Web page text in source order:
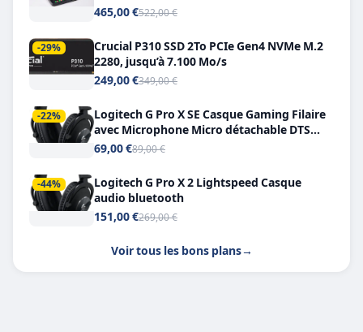
Double USB-C
465,00 €522,00 €
-29%
Crucial P310 SSD 2To PCIe Gen4 NVMe M.2
2280, jusqu’à 7.100 Mo/s
249,00 €349,00 €
-22%
Logitech G Pro X SE Casque Gaming Filaire
avec Microphone Micro détachable DTS
Headphone X 7.1
69,00 €89,00 €
-44%
Logitech G Pro X 2 Lightspeed Casque
audio bluetooth
151,00 €269,00 €
Voir tous les bons plans→